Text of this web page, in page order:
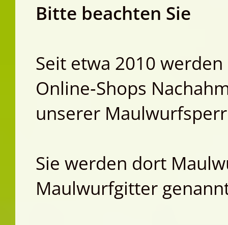
Bitte beachten Sie
Seit etwa 2010
Online‑Shops
unserer
Sie werden dort
Maulwurfgitter